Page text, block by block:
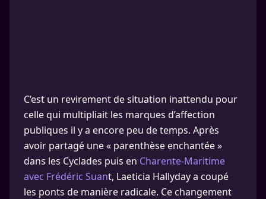
C’est un revirement de situation inattendu pour
celle qui multipliait les marques d’affection
publiques il y a encore peu de temps. Après
avoir partagé une « parenthèse enchantée »
dans les Cyclades puis en Charente-Maritime
avec Frédéric Suant, Laeticia Hallyday a coupé
les ponts de manière radicale. Ce changement